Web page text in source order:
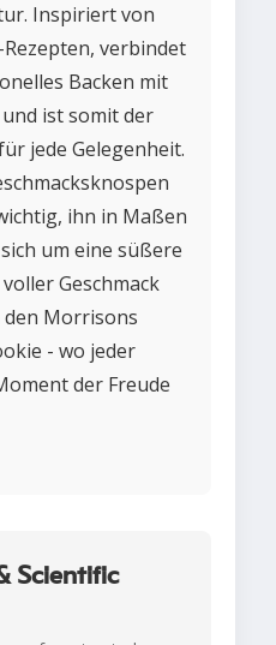
Inspiriert von
verbindet
Backen mit
ist somit der
jede Gelegenheit.
ihn in Maßen
um eine süßere
Geschmack
den Morrisons
- wo jeder
der Freude
Scientific